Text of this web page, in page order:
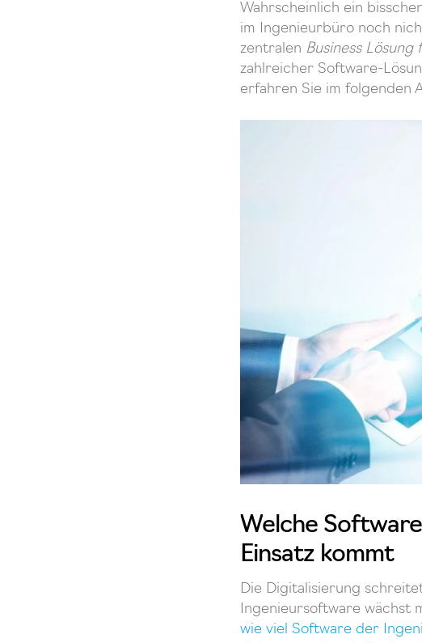
Wahrscheinlich ein
im Ingenieurbüro noch
zentralen Business
zahlreicher Software-
erfahren Sie im folgenden
Welche
Einsatz kommt
Die Digitalisierung
Ingenieursoftware wächst
wie viel Software der